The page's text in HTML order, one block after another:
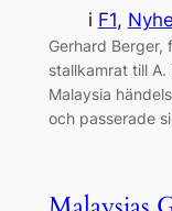
i F1,
Gerhard
stallkamrat till A.
Malaysia
och passerade